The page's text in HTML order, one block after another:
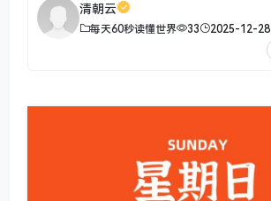
清朝云
每天60秒读懂世界 33 2025-12-28